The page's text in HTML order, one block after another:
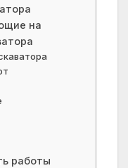
на
работы